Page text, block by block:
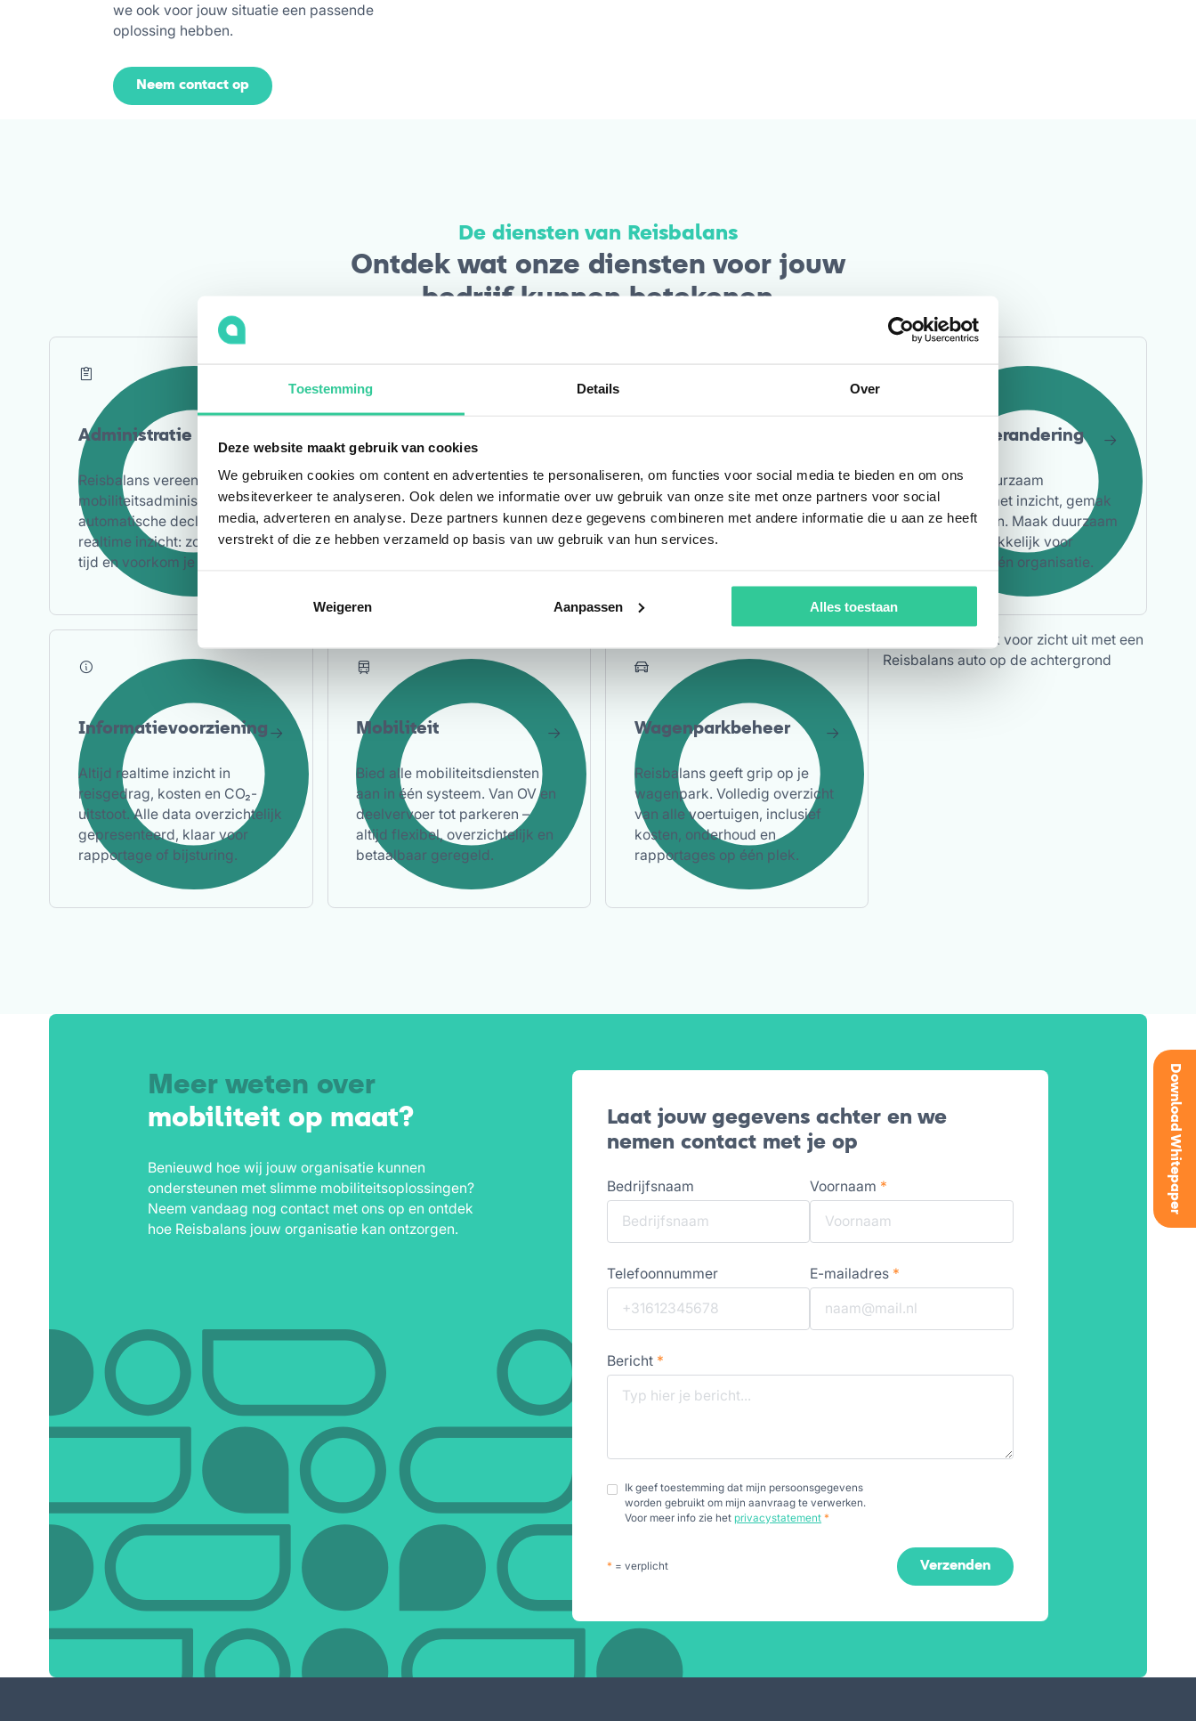
Toestemming Details Over
Deze website maakt gebruik van cookies
We gebruiken cookies om content en advertenties te personaliseren, om functies voor social media te bieden en om ons
websiteverkeer te analyseren. Ook delen we informatie over uw gebruik van onze site met onze partners voor social
media, adverteren en analyse. Deze partners kunnen deze gegevens combineren met andere informatie die u aan ze heeft
verstrekt of die ze hebben verzameld op basis van uw gebruik van hun services.
Weigeren Aanpassen Alles toestaan
we ook voor jouw situatie een passende
oplossing hebben.
Neem contact op
De diensten van Reisbalans
Ontdek wat onze diensten voor jouw
bedrijf kunnen betekenen
Administratie
Reisbalans vereenvoudigt de
mobiliteitsadministratie. Van
automatische declaraties tot
realtime inzicht: zo bespaar je
tijd en voorkom je fouten.
Advies en beleid
mobiliteitsbeleid op met onze
experts. Je voldoet aan
wetgeving zoals WPM en
CSRD en werkt gericht aan
parkeerplekken slim binnen je
organisatie. Werknemers
reserveren eenvoudig via de
app en jij benut je middelen
Gedragsverandering
Stimuleer duurzaam
reisgedrag met inzicht, gemak
en beloningen. Maak duurzaam
reizen aantrekkelijk voor
werknemers én organisatie.
Informatievoorziening
Altijd realtime inzicht in
reisgedrag, kosten en CO₂-
uitstoot. Alle data overzichtelijk
gepresenteerd, klaar voor
rapportage of bijsturing.
Mobiliteit
Bied alle mobiliteitsdiensten
aan in één systeem. Van OV en
deelvervoer tot parkeren –
altijd flexibel, overzichtelijk en
betaalbaar geregeld.
Wagenparkbeheer
Reisbalans geeft grip op je
wagenpark. Volledig overzicht
van alle voertuigen, inclusief
kosten, onderhoud en
rapportages op één plek.
Download Whitepaper
Meer weten over
mobiliteit op maat?
Benieuwd hoe wij jouw organisatie kunnen
ondersteunen met slimme mobiliteitsoplossingen?
Neem vandaag nog contact met ons op en ontdek
hoe Reisbalans jouw organisatie kan ontzorgen.
Laat jouw gegevens achter en we
nemen contact met je op
Bedrijfsnaam Voornaam *
Telefoonnummer E-mailadres *
Bericht *
Ik geef toestemming dat mijn persoonsgegevens
worden gebruikt om mijn aanvraag te verwerken.
Voor meer info zie hetprivacystatement *
* = verplicht